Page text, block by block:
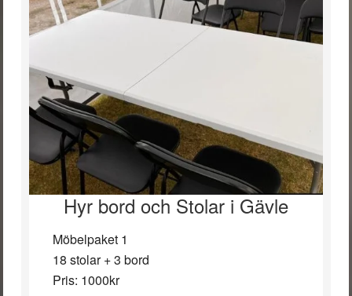
Hyr bord och Stolar i Gävle
Möbelpaket 1
18 stolar + 3 bord
Pris: 1000kr